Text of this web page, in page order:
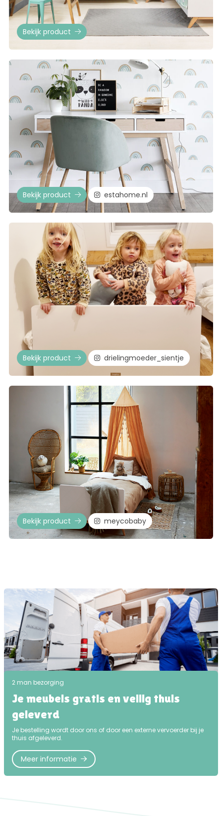
Bekijk product
Bekijk product estahome.nl
Bekijk product drielingmoeder_sientje
Bekijk product meycobaby
2 man bezorging
Je meubels gratis en veilig thuis
geleverd
Je bestelling wordt door ons of door een externe vervoerder bij je
thuis afgeleverd.
Meer informatie